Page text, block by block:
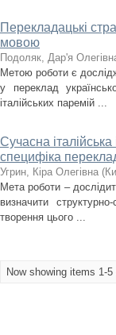
Перекладацькі
мовою
Подоляк, Дар'я
Метою роботи є
у переклад
італійських паремій ...
Сучасна
специфіка
Угрин, Кіра Олегівна (
Мета роботи –
визначити
творення цього ...
Now showing items 1-5